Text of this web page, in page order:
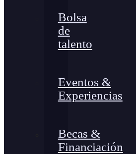
Bolsa
de
talento
Eventos &
Experiencias
Becas &
Financiación